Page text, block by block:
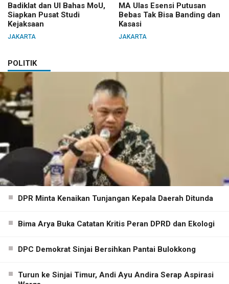
Badiklat dan UI Bahas MoU,
Siapkan Pusat Studi
Kejaksaan
JAKARTA
MA Ulas Esensi Putusan
Bebas Tak Bisa Banding dan
Kasasi
JAKARTA
POLITIK
DPR Minta Kenaikan Tunjangan Kepala Daerah Ditunda
Bima Arya Buka Catatan Kritis Peran DPRD dan Ekologi
DPC Demokrat Sinjai Bersihkan Pantai Bulokkong
Turun ke Sinjai Timur, Andi Ayu Andira Serap Aspirasi